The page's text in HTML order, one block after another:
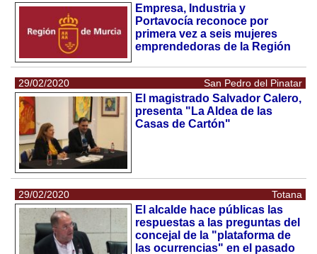
Empresa, Industria y
Portavocía reconoce por
primera vez a seis mujeres
emprendedoras de la Región
29/02/2020 San Pedro del Pinatar
El magistrado Salvador Calero,
presenta "La Aldea de las
Casas de Cartón"
29/02/2020 Totana
El alcalde hace públicas las
respuestas a las preguntas del
concejal de la "plataforma de
las ocurrencias" en el pasado